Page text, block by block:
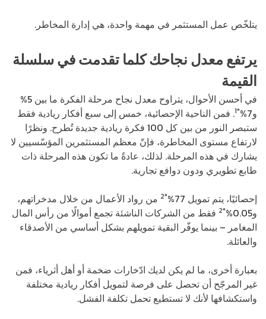
يتلخّص عمل المستثمر في مهمة واحدة، هي إدارة المخاطر.
يرتفع معدل نجاحك كلما تقدمت في سلسلة
القيمة
في أحسن الأحوال، يتراوح معدل نجاح مرحلة الفكرة ما بين 5%
و7%
*
1. فمن الناحية الإحصائية، خمس إلى سبع أفكار ريادية فقط
ستبصر النور من بين كل 100 فكرة ريادية جديدة تُطرح. ونظرًا
لارتفاع مستوى المخاطرة، فإنّ معظم المستثمرين المؤسّسيين لا
يشارك في هذه المرحلة. لذلك، عادةً ما تكون هذه المرحلة ذات
طابع تطويري ودون دوافع تجارية.
إحصائيًا، يتم تمويل 77%
*2
من رواد الأعمال من خلال مدخراتهم،
و0.05%
*2
فقط من الشركات الناشئة تجمع أموالًا من رأس المال
المغامر – بينما يوفّر البقية تمويلهم بشكل أساسي من الأصدقاء
والعائلة.
بعبارة أخرى، ما لم يكن لديك ادّخارات ضخمة أو أهل أثرياء، فمن
غير المرجّح أن تحصل على فرصة لتمويل أفكار ريادية مختلفة
واستكشافها لأنك لا تستطيع تحمل تكلفة الفشل.